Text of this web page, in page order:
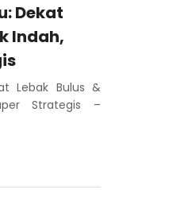
Dekat
Indah,
Lebak Bulus &
Strategis –